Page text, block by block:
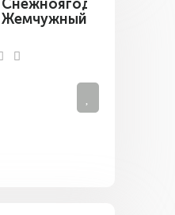
Снежноягодник
Жемчужный